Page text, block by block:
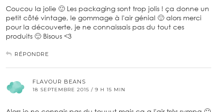
Coucou la jolie 🙂 Les packaging sont trop jolis ! ça donne un
petit côté vintage, le gommage à l'air génial 🙂 alors merci
pour la découverte, je ne connaissais pas du tout ces
produits 🙂 Bisous <3
RÉPONDRE
FLAVOUR BEANS
18 SEPTEMBRE 2015 / 9 H 15 MIN